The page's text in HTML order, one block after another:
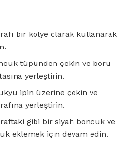
bir kolye olarak kullanarak
tüpünden çekin ve boru
yerleştirin.
ipin üzerine çekin ve
yerleştirin.
gibi bir siyah boncuk ve
eklemek için devam edin.